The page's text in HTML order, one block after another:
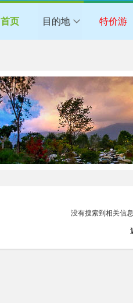
首页 目的地 特价游
没有搜索到相关信